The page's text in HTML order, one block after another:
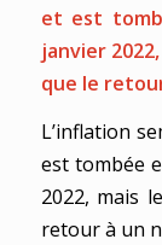
et est
janvier
que le
L’inflation
est tombée
2022, mais
retour à un